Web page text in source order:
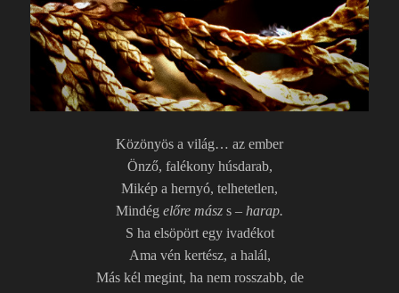
Közönyös a világ… az ember
Önző, falékony húsdarab,
Mikép a hernyó, telhetetlen,
Mindég előre mász s – harap.
S ha elsöpört egy ivadékot
Ama vén kertész, a halál,
Más kél megint, ha nem rosszabb, de